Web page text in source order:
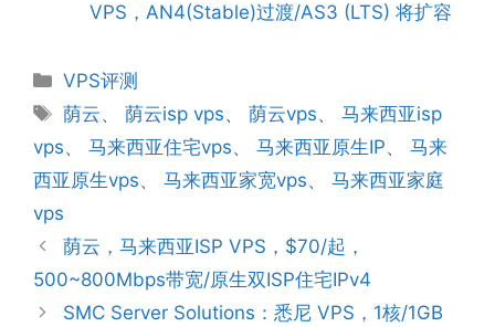
VPS，AN4(Stable)过渡/AS3 (LTS) 将扩容
分
类
VPS评测
标
荫云、荫云isp vps、荫云vps、马来西亚isp
vps、 马来西亚住宅vps、 马来西亚原生IP、 马来
西亚原生vps、 马来西亚家宽vps、 马来西亚家庭
vps
荫云，马来西亚ISP VPS，$70/起，
500~800Mbps带宽/原生双ISP住宅IPv4
SMC Server Solutions：悉尼 VPS，1核/1GB